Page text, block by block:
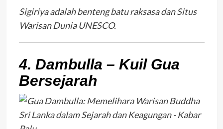
Sigiriya adalah benteng batu raksasa dan Situs
Warisan Dunia UNESCO.
4. Dambulla – Kuil Gua
Bersejarah